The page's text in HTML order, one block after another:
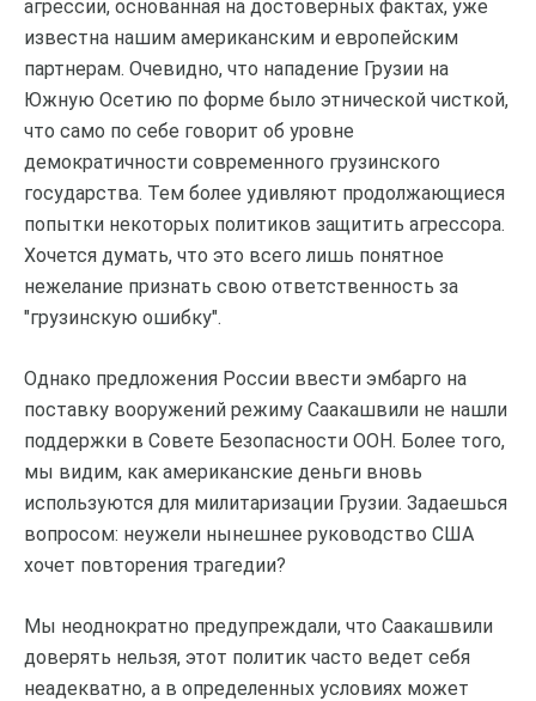
агрессии, основанная на достоверных фактах, уже
известна нашим американским и европейским
партнерам. Очевидно, что нападение Грузии на
Южную Осетию по форме было этнической чисткой,
что само по себе говорит об уровне
демократичности современного грузинского
государства. Тем более удивляют продолжающиеся
попытки некоторых политиков защитить агрессора.
Хочется думать, что это всего лишь понятное
нежелание признать свою ответственность за
"грузинскую ошибку".
Однако предложения России ввести эмбарго на
поставку вооружений режиму Саакашвили не нашли
поддержки в Совете Безопасности ООН. Более того,
мы видим, как американские деньги вновь
используются для милитаризации Грузии. Задаешься
вопросом: неужели нынешнее руководство США
хочет повторения трагедии?
Мы неоднократно предупреждали, что Саакашвили
доверять нельзя, этот политик часто ведет себя
неадекватно, а в определенных условиях может